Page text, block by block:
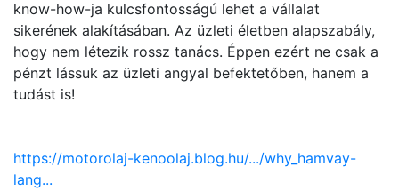
know-how-ja kulcsfontosságú lehet a vállalat
sikerének alakításában. Az üzleti életben alapszabály,
hogy nem létezik rossz tanács. Éppen ezért ne csak a
pénzt lássuk az üzleti angyal befektetőben, hanem a
tudást is!
https://motorolaj-kenoolaj.blog.hu/.../why_hamvay-
lang...